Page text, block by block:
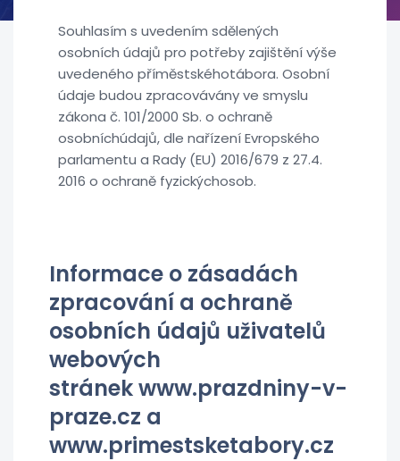
Souhlasím s uvedením sdělených
osobních údajů pro potřeby zajištění výše
uvedeného příměstskéhotábora. Osobní
údaje budou zpracovávány ve smyslu
zákona č. 101/2000 Sb. o ochraně
osobníchúdajů, dle nařízení Evropského
parlamentu a Rady (EU) 2016/679 z 27.4.
2016 o ochraně fyzickýchosob.
Informace o zásadách
zpracování a ochraně
osobních údajů uživatelů
webových
stránekwww.prazdniny-v-
praze.cz a
www.primestsketabory.cz